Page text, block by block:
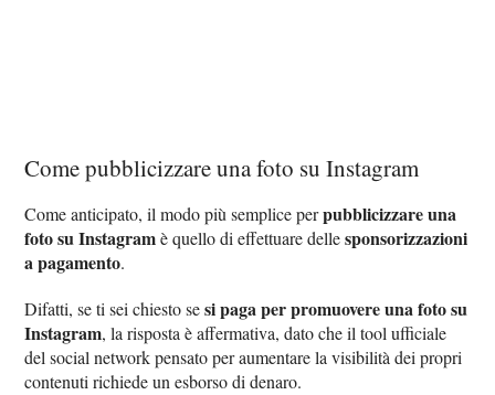
Come pubblicizzare una foto su Instagram
Come anticipato, il modo più semplice perpubblicizzare una
foto su Instagramè quello di effettuare dellesponsorizzazioni
a pagamento.
Difatti, se ti sei chiesto sesi paga per promuovere una foto su
Instagram, la risposta è affermativa, dato che il tool ufficiale
del social network pensato per aumentare la visibilità dei propri
contenuti richiede un esborso di denaro.